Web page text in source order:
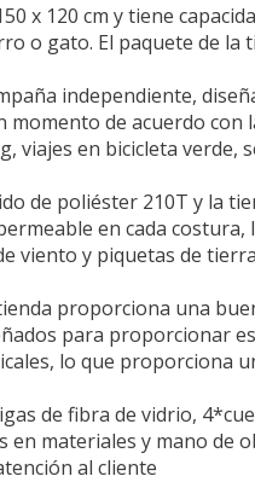
x 120 cm y tiene
o gato. El paquete de la
independiente,
de acuerdo con
en bicicleta verde,
de poliéster 210T y la
en cada
viento y piquetas de
proporciona una
para proporcionar
lo que proporciona
de fibra de vidrio,
materiales y mano de
al cliente